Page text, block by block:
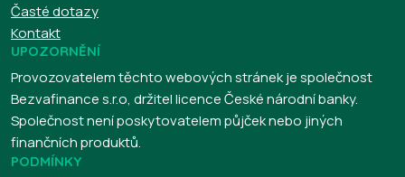
Časté dotazy
Kontakt
UPOZORNĚNÍ
Provozovatelem těchto webových stránek je společnost
Bezvafinance s.r.o, držitel licence České národní banky.
Společnost není poskytovatelem půjček nebo jiných
finančních produktů.
PODMÍNKY